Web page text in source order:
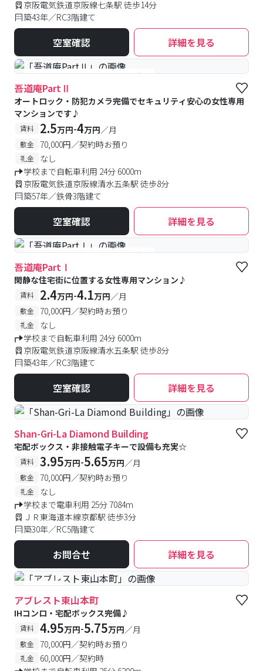
京阪電気鉄道京阪線七条駅 徒歩14分
築43年／RC3階建て
空室確認 詳細を見る
#女性専用 #予約受付中 #空室待ち
吾道庵PartⅡ
オートロック・防犯カメラ完備でセキュリティ安心の女性専用
マンションです♪
賃料 2.5万円-4万円／月
敷金 70,000円／契約時お預り
礼金
なし
学校まで自転車利用 24分 6000m
京阪電気鉄道京阪線清水五条駅 徒歩8分
築57年／鉄骨3階建て
空室確認 詳細を見る
#女性専用 #予約受付中 #空室待ち
吾道庵PartⅠ
閑静な住宅街に位置する女性専用マンション♪
賃料 2.4万円-4.1万円／月
敷金 70,000円／契約時お預り
礼金
なし
学校まで自転車利用 24分 6000m
京阪電気鉄道京阪線清水五条駅 徒歩8分
築43年／RC3階建て
空室確認 詳細を見る
Shan-Gri-La Diamond Building
宅配ボックス・非接触電子キーで設備も充実☆
賃料 3.95万円-5.65万円／月
敷金 70,000円／契約時お預り
礼金
なし
学校まで電車利用 25分 7084m
ＪＲ東海道本線京都駅 徒歩3分
築30年／RC5階建て
お問合せ 詳細を見る
#女性専用
アブレスト東山本町
IHコンロ・宅配ボックス完備♪
賃料 4.95万円-5.75万円／月
敷金 70,000円／契約時お預り
礼金
60,000円／契約時